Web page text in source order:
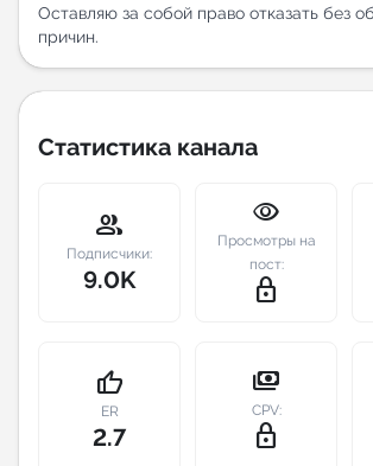
New
Индивидуальное
Аналитика Telegram
Оставляю за собой право отказать без
причин.
Статистика канала
group
Подписчики:
9.0K
visibility
Просмотры на
пост:
lock_outline
thumb_up
ER
2.7
payments
CPV:
lock_outline